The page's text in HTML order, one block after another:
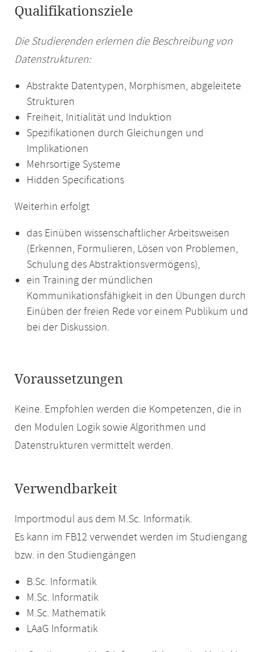
Qualifikationsziele
Die Studierenden erlernen die Beschreibung von
Datenstrukturen:
Abstrakte Datentypen, Morphismen, abgeleitete
Strukturen
Freiheit, Initialität und Induktion
Spezifikationen durch Gleichungen und
Implikationen
Mehrsortige Systeme
Hidden Specifications
Weiterhin erfolgt
das Einüben wissenschaftlicher Arbeitsweisen
(Erkennen, Formulieren, Lösen von Problemen,
Schulung des Abstraktionsvermögens),
ein Training der mündlichen
Kommunikationsfähigkeit in den Übungen durch
Einüben der freien Rede vor einem Publikum und
bei der Diskussion.
Voraussetzungen
Keine. Empfohlen werden die Kompetenzen, die in
den Modulen Logik sowie Algorithmen und
Datenstrukturen vermittelt werden.
Verwendbarkeit
Importmodul aus dem M.Sc. Informatik.
Es kann im FB12 verwendet werden im Studiengang
bzw. in den Studiengängen
B.Sc. Informatik
M.Sc. Informatik
M.Sc. Mathematik
LAaG Informatik